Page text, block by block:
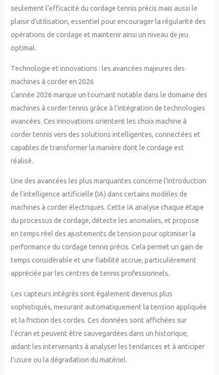
seulement l’efficacité du cordage tennis précis mais aussi le
plaisir d’utilisation, essentiel pour encourager la régularité des
opérations de cordage et maintenir ainsi un niveau de jeu
optimal.
Technologie et innovations : les avancées majeures des
machines à corder en 2026
L’année 2026 marque un tournant notable dans le domaine des
machines à corder tennis grâce à l’intégration de technologies
avancées. Ces innovations orientent les choix machine à
corder tennis vers des solutions intelligentes, connectées et
capables de transformer la manière dont le cordage est
réalisé.
Une des avancées les plus marquantes concerne l’introduction
de l’intelligence artificielle (IA) dans certains modèles de
machines à corder électriques. Cette IA analyse chaque étape
du processus de cordage, détecte les anomalies, et propose
en temps réel des ajustements de tension pour optimiser la
performance du cordage tennis précis. Cela permet un gain de
temps considérable et une fiabilité accrue, particulièrement
appréciée par les centres de tennis professionnels.
Les capteurs intégrés sont également devenus plus
sophistiqués, mesurant automatiquement la tension appliquée
et la friction des cordes. Ces données sont affichées sur
l’écran et peuvent être sauvegardées dans un historique,
aidant les intervenants à analyser les tendances et à anticiper
l’usure ou la dégradation du matériel.